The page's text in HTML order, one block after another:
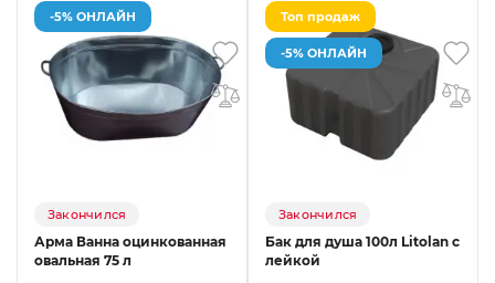
-5% ОНЛАЙН
Закончился
Арма Ванна оцинкованная
овальная 75 л
Топ продаж
-5% ОНЛАЙН
Закончился
Бак для душа 100л Litolan с
лейкой